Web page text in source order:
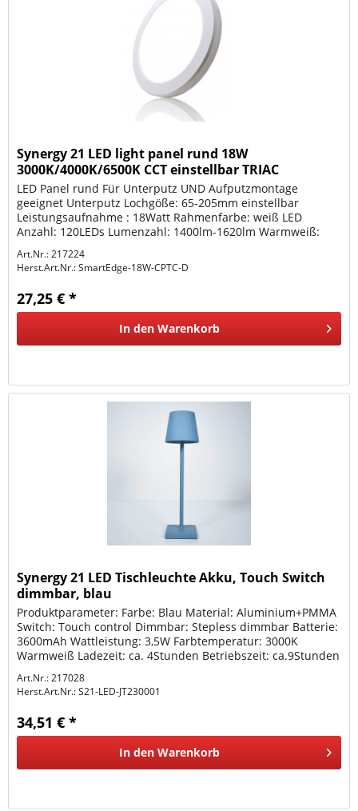
Synergy 21 LED light panel rund 18W
3000K/4000K/6500K CCT einstellbar TRIAC
dimmbar
LED Panel rund Für Unterputz UND Aufputzmontage
geeignet Unterputz Lochgöße: 65-205mm einstellbar
Leistungsaufnahme : 18Watt Rahmenfarbe: weiß LED
Anzahl: 120LEDs Lumenzahl: 1400lm-1620lm Warmweiß:
Art.Nr.: 217224
Herst.Art.Nr.:SmartEdge-18W-CPTC-D
27,25 € *
In den Warenkorb
Synergy 21 LED Tischleuchte Akku, Touch Switch
dimmbar, blau
Produktparameter: Farbe: Blau Material: Aluminium+PMMA
Switch: Touch control Dimmbar: Stepless dimmbar Batterie:
3600mAh Wattleistung: 3,5W Farbtemperatur: 3000K
Warmweiß Ladezeit: ca. 4Stunden Betriebszeit: ca.9Stunden
Art.Nr.: 217028
Herst.Art.Nr.:S21-LED-JT230001
34,51 € *
In den Warenkorb